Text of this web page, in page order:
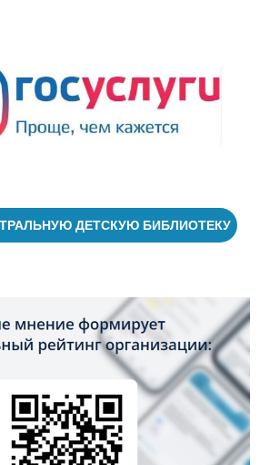
ДЕТСКУЮ БИБЛИОТЕКУ